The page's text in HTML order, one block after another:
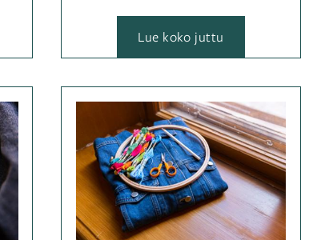
Lue koko juttu
Kukanpaikka
Paikankukka,
osa
4
,
Kategoriassa
JututAvainsanat
kirjonta,
kirjontaohje,
yhteiskirjonta